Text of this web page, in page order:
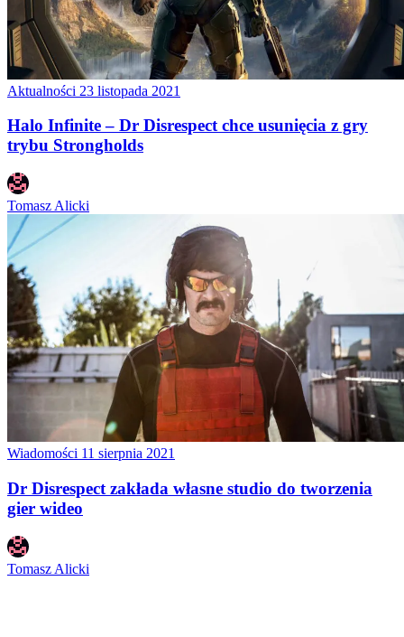
Aktualności 23 listopada 2021
Halo Infinite – Dr Disrespect chce usunięcia z gry
trybu Strongholds
Tomasz Alicki
Wiadomości 11 sierpnia 2021
Dr Disrespect zakłada własne studio do tworzenia
gier wideo
Tomasz Alicki